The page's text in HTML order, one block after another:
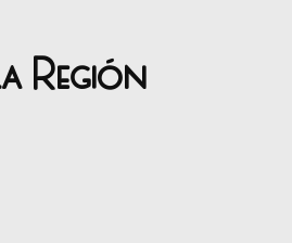
Región